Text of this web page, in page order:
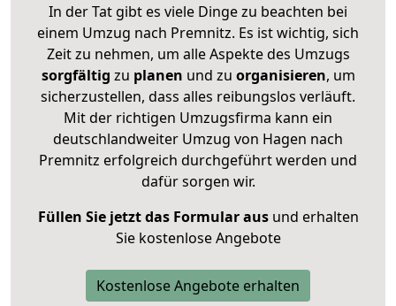
In der Tat gibt es viele Dinge zu beachten bei
einem Umzug nach Premnitz. Es ist wichtig, sich
Zeit zu nehmen, um alle Aspekte des Umzugs
sorgfältig zu planen und zu organisieren, um
sicherzustellen, dass alles reibungslos verläuft.
Mit der richtigen Umzugsfirma kann ein
deutschlandweiter Umzug von Hagen nach
Premnitz erfolgreich durchgeführt werden und
dafür sorgen wir.
Füllen Sie jetzt das Formular ausund erhalten
Sie kostenlose Angebote
Kostenlose Angebote erhalten